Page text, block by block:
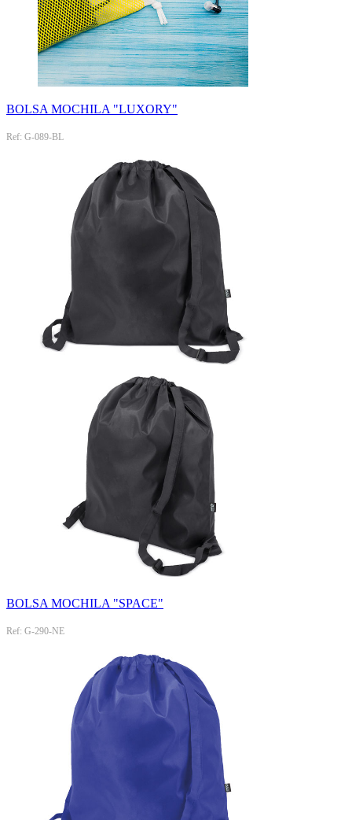
BOLSA MOCHILA "LUXORY"
Ref: G-089-BL
BOLSA MOCHILA "SPACE"
Ref: G-290-NE